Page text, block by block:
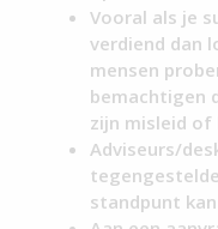
Vooral als je
verdiend dan
mensen
bemachtigen
zijn misleid of
Adviseurs/
standpunt